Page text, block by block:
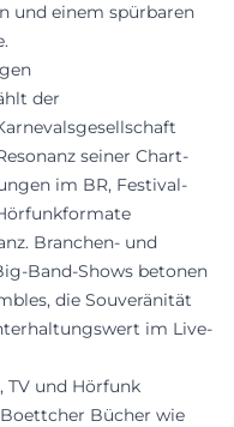
und einem spürbaren
der
seiner Chart-
im BR, Festival-
Branchen- und
Band-Shows betonen
die Souveränität
im Live-
TV und Hörfunk
Bücher wie